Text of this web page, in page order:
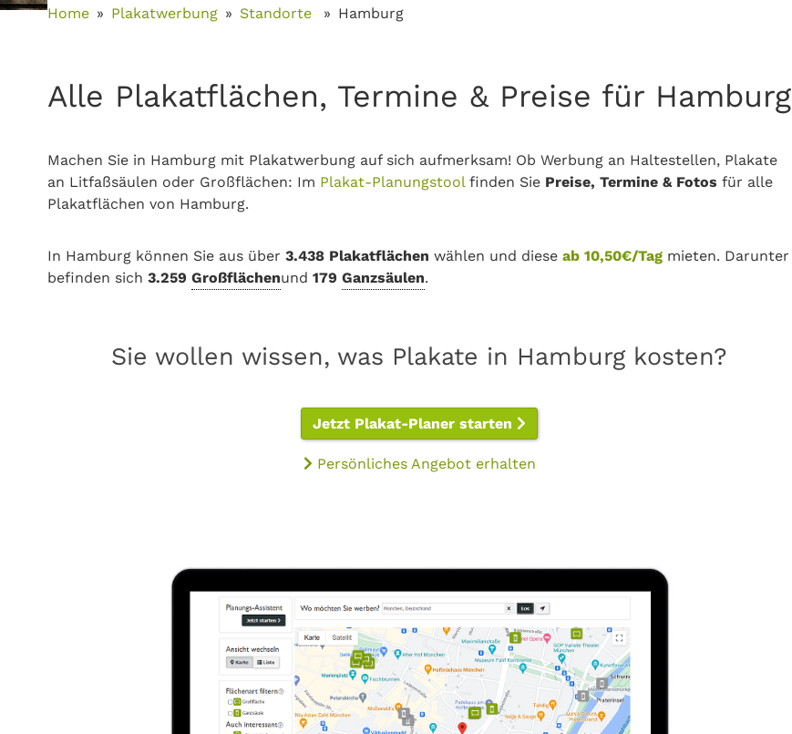
Home Plakatwerbung Standorte Hamburg
Alle Plakatflächen, Termine & Preise für Hamburg
Machen Sie in Hamburg mit Plakatwerbung auf sich aufmerksam! Ob Werbung an Haltestellen, Plakate
an Litfaßsäulen oder Großflächen: Im Plakat-Planungstoolfinden Sie Preise, Termine & Fotos für alle
Plakatflächen von Hamburg.
In Hamburg können Sie aus über 3.438 Plakatflächen wählen und diese ab 10,50€/Tag mieten. Darunter
befinden sich 3.259 Großflächenund 179 Ganzsäulen.
Sie wollen wissen, was Plakate in Hamburg kosten?
Jetzt Plakat-Planer starten
Persönliches Angebot erhalten